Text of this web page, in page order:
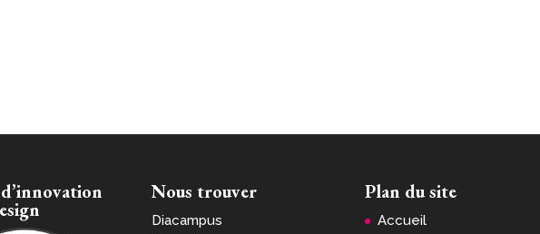
Nous trouver
Diacampus
Plan du site
Accueil